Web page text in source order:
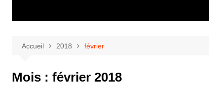
Accueil 2018 février
Mois : février 2018